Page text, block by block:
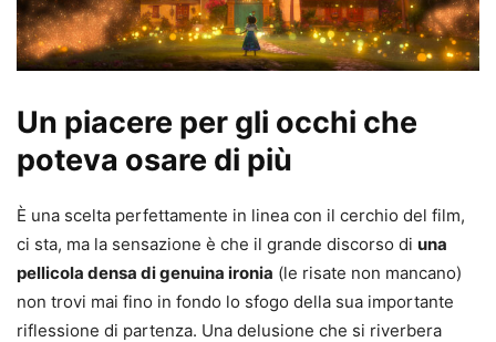
Un piacere per gli occhi che
poteva osare di più
È una scelta perfettamente in linea con il cerchio del film,
ci sta, ma la sensazione è che il grande discorso di una
pellicola densa di genuina ironia (le risate non mancano)
non trovi mai fino in fondo lo sfogo della sua importante
riflessione di partenza. Una delusione che si riverbera